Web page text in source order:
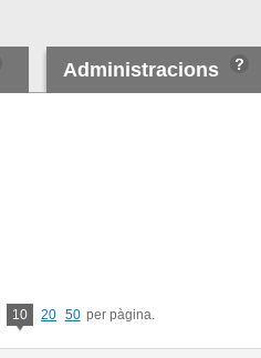
Administracions
10 20 50 per pàgina.